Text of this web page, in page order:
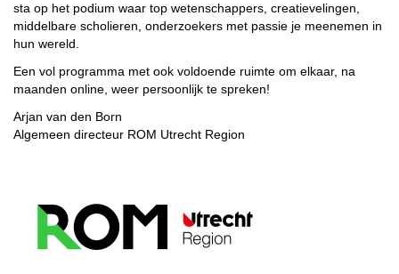
sta op het podium waar top wetenschappers, creatievelingen,
middelbare scholieren, onderzoekers met passie je meenemen in
hun wereld.
Een vol programma met ook voldoende ruimte om elkaar, na
maanden online, weer persoonlijk te spreken!
Arjan van den Born
Algemeen directeur ROM Utrecht Region